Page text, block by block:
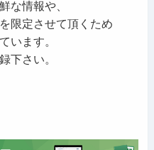
な情報や、
限定させて頂くため
います。
下さい。